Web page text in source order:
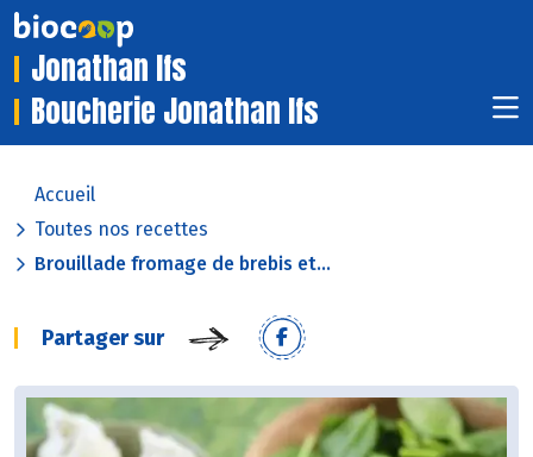
Jonathan Ifs
Boucherie Jonathan Ifs
Accueil
Toutes nos recettes
Brouillade fromage de brebis et...
Partager sur